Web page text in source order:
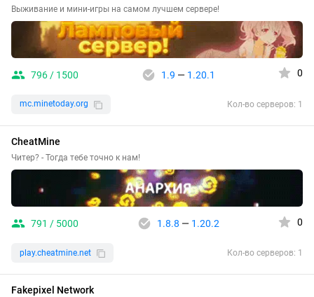
Выживание и мини-игры на самом лучшем сервере!
796 / 1500 1.9 — 1.20.1 0
mc.minetoday.org Кол-во серверов: 1
CheatMine
Читер? - Тогда тебе точно к нам!
791 / 5000 1.8.8 — 1.20.2 0
play.cheatmine.net Кол-во серверов: 1
Fakepixel Network